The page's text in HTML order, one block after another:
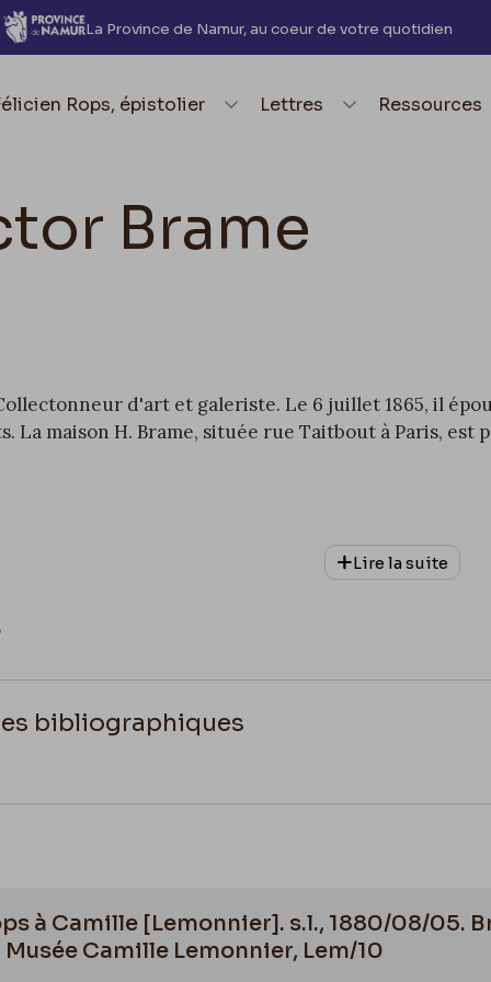
La Province de Namur, au coeur de votre quotidien
Rops, épistolier element.menu.open_menu
Lettres Ressources
Brame
d'art et galeriste. Le 6 juillet 1865, il
La maison H. Brame, située rue Taitbout à Paris,
Lire la suite
bibliographiques
à Camille [Lemonnier]. s.l., 1880/08/05.
Camille Lemonnier, Lem/10